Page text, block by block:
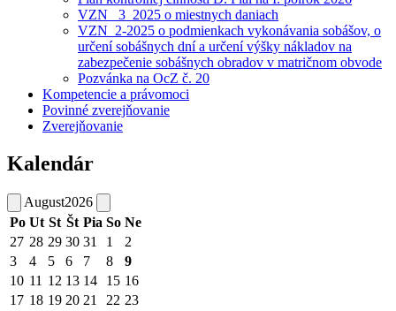
VZN _3_2025 o miestnych daniach
VZN_2-2025 o podmienkach vykonávania sobášov, o
určení sobášnych dní a určení výšky nákladov na
zabezpečenie sobášnych obradov v matričnom obvode
Pozvánka na OcZ č. 20
Kompetencie a právomoci
Povinné zverejňovanie
Zverejňovanie
Kalendár
August2026
Po Ut St Št Pia So Ne
27 28 29 30 31 1
2
3
4 5 6 7 8
9
10 11 12 13 14 15 16
17 18 19 20 21 22 23